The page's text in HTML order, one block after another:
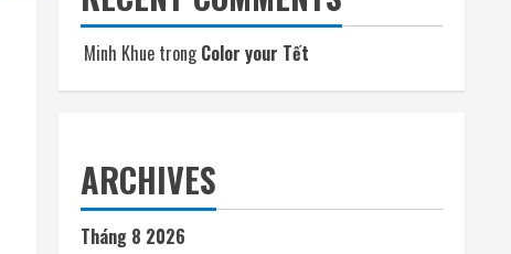
Minh Khue trongColor your Tết
ARCHIVES
Tháng 8 2026